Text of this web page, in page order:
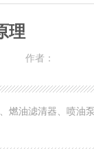
理
作者：
燃油滤清器、喷油